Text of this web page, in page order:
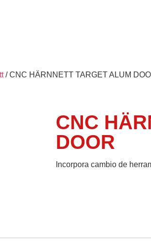
/ CNC HÄRNNETT TARGET ALUM
CNC
DOOR
Incorpora cambio de